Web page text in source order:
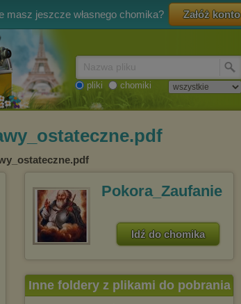
masz jeszcze własnego chomika? Załóż konto
pliki chomiki
Pokora_Zaufanie
Idź do chomika
Inne foldery z plikami do pobrania